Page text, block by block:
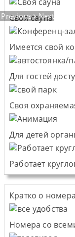
Previous Next
Cвоя сауна
Имеется свой
Для гостей
Своя
Для детей
Работает
Кратко о
Номера со